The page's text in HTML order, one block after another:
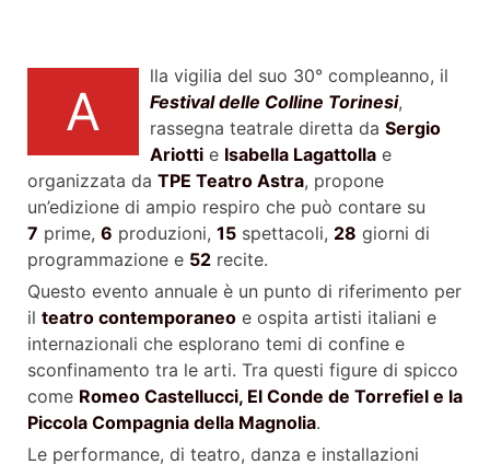
A
lla vigilia del suo 30° compleanno, il
Festival delle Colline Torinesi,
rassegna teatrale diretta da Sergio
Ariotti e Isabella Lagattolla e
organizzata da TPE Teatro Astra, propone
un’edizione di ampio respiro che può contare su
7 prime, 6 produzioni, 15 spettacoli, 28 giorni di
programmazione e 52 recite.
Questo evento annuale è un punto di riferimento per
il teatro contemporaneo e ospita artisti italiani e
internazionali che esplorano temi di confine e
sconfinamento tra le arti. Tra questi figure di spicco
come Romeo Castellucci, El Conde de Torrefiel e la
Piccola Compagnia della Magnolia.
Le performance, di teatro, danza e installazioni